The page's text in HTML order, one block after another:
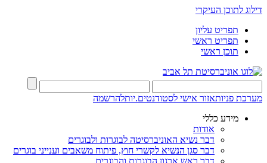
דילוג לתוכן העיקרי
תפריט עליון
תפריט ראשי
תוכן ראשי
מערכת פניותאזור אישי לסטודנטים.יותלהרשמה
מידע כללי
אודות
דבר נשיא האוניברסיטה לבוגרות ולבוגרים
דבר סגן הנשיא לקשרי חוץ, פיתוח משאבים וענייני בוגרים
דבר ראש ארגון הבוגרות והבוגרים